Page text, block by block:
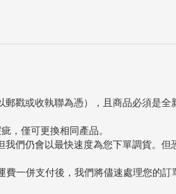
戳或收執聯為憑），且商品必須是全
，僅可更換相同產品。
們仍會以最快速度為您下單調貨。但
一併支付後，我們將儘速處理您的訂